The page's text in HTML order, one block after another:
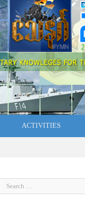
ACTIVITIES